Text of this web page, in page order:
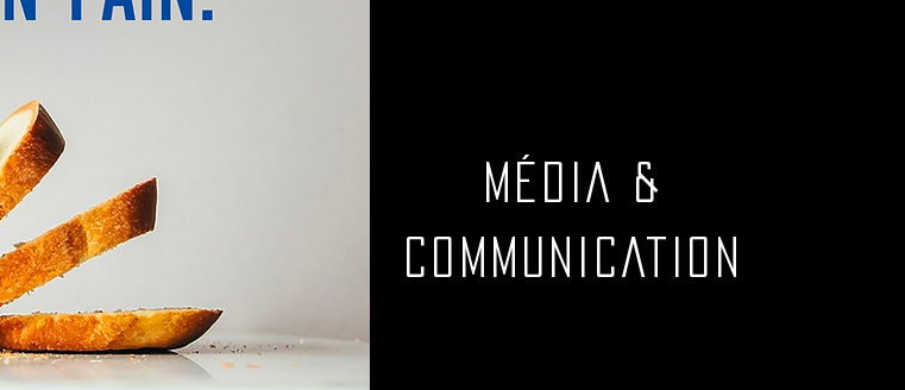
MÉDIA &
COMMUNICATION